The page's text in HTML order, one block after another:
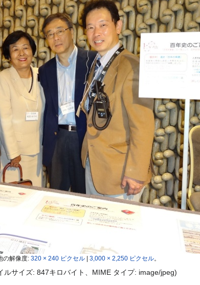
の解像度: 320 × 240 ピクセル 3,000 × 2,250 ピクセル。
サイズ: 847キロバイト、MIME タイプ: image/jpeg)